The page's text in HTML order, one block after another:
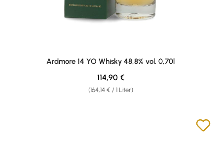
Ardmore 14 YO Whisky 48,8% vol. 0,70l
(164,14 € / 1 Liter)
Regulärer Preis:
114,90 €